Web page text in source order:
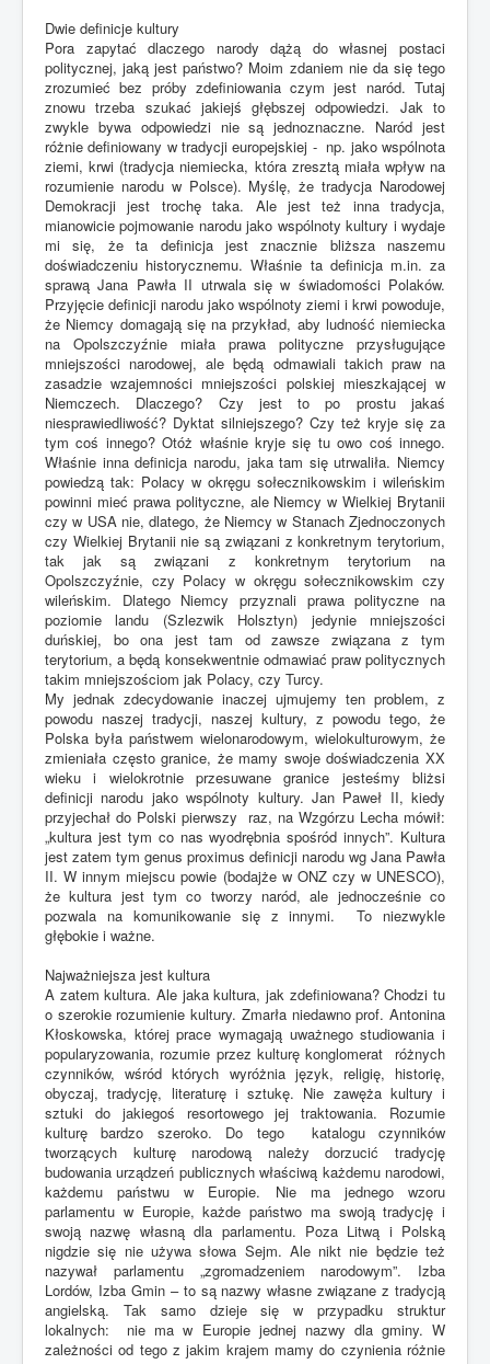
Dwie definicje kultury
Pora zapytać dlaczego narody dążą do własnej postaci
politycznej, jaką jest państwo? Moim zdaniem nie da się tego
zrozumieć bez próby zdefiniowania czym jest naród. Tutaj
znowu trzeba szukać jakiejś głębszej odpowiedzi. Jak to
zwykle bywa odpowiedzi nie są jednoznaczne. Naród jest
różnie definiowany w tradycji europejskiej - np. jako wspólnota
ziemi, krwi (tradycja niemiecka, która zresztą miała wpływ na
rozumienie narodu w Polsce). Myślę, że tradycja Narodowej
Demokracji jest trochę taka. Ale jest też inna tradycja,
mianowicie pojmowanie narodu jako wspólnoty kultury i wydaje
mi się, że ta definicja jest znacznie bliższa naszemu
doświadczeniu historycznemu. Właśnie ta definicja m.in. za
sprawą Jana Pawła II utrwala się w świadomości Polaków.
Przyjęcie definicji narodu jako wspólnoty ziemi i krwi powoduje,
że Niemcy domagają się na przykład, aby ludność niemiecka
na Opolszczyźnie miała prawa polityczne przysługujące
mniejszości narodowej, ale będą odmawiali takich praw na
zasadzie wzajemności mniejszości polskiej mieszkającej w
Niemczech. Dlaczego? Czy jest to po prostu jakaś
niesprawiedliwość? Dyktat silniejszego? Czy też kryje się za
tym coś innego? Otóż właśnie kryje się tu owo coś innego.
Właśnie inna definicja narodu, jaka tam się utrwaliła. Niemcy
powiedzą tak: Polacy w okręgu sołecznikowskim i wileńskim
powinni mieć prawa polityczne, ale Niemcy w Wielkiej Brytanii
czy w USA nie, dlatego, że Niemcy w Stanach Zjednoczonych
czy Wielkiej Brytanii nie są związani z konkretnym terytorium,
tak jak są związani z konkretnym terytorium na
Opolszczyźnie, czy Polacy w okręgu sołecznikowskim czy
wileńskim. Dlatego Niemcy przyznali prawa polityczne na
poziomie landu (Szlezwik Holsztyn) jedynie mniejszości
duńskiej, bo ona jest tam od zawsze związana z tym
terytorium, a będą konsekwentnie odmawiać praw politycznych
takim mniejszościom jak Polacy, czy Turcy.
My jednak zdecydowanie inaczej ujmujemy ten problem, z
powodu naszej tradycji, naszej kultury, z powodu tego, że
Polska była państwem wielonarodowym, wielokulturowym, że
zmieniała często granice, że mamy swoje doświadczenia XX
wieku i wielokrotnie przesuwane granice jesteśmy bliżsi
definicji narodu jako wspólnoty kultury. Jan Paweł II, kiedy
przyjechał do Polski pierwszy raz, na Wzgórzu Lecha mówił:
„kultura jest tym co nas wyodrębnia spośród innych”. Kultura
jest zatem tym genus proximus definicji narodu wg Jana Pawła
II. W innym miejscu powie (bodajże w ONZ czy w UNESCO),
że kultura jest tym co tworzy naród, ale jednocześnie co
pozwala na komunikowanie się z innymi. To niezwykle
głębokie i ważne.
Najważniejsza jest kultura
A zatem kultura. Ale jaka kultura, jak zdefiniowana? Chodzi tu
o szerokie rozumienie kultury. Zmarła niedawno prof. Antonina
Kłoskowska, której prace wymagają uważnego studiowania i
popularyzowania, rozumie przez kulturę konglomerat różnych
czynników, wśród których wyróżnia język, religię, historię,
obyczaj, tradycję, literaturę i sztukę. Nie zawęża kultury i
sztuki do jakiegoś resortowego jej traktowania. Rozumie
kulturę bardzo szeroko. Do tego katalogu czynników
tworzących kulturę narodową należy dorzucić tradycję
budowania urządzeń publicznych właściwą każdemu narodowi,
każdemu państwu w Europie. Nie ma jednego wzoru
parlamentu w Europie, każde państwo ma swoją tradycję i
swoją nazwę własną dla parlamentu. Poza Litwą i Polską
nigdzie się nie używa słowa Sejm. Ale nikt nie będzie też
nazywał parlamentu „zgromadzeniem narodowym”. Izba
Lordów, Izba Gmin – to są nazwy własne związane z tradycją
angielską. Tak samo dzieje się w przypadku struktur
lokalnych: nie ma w Europie jednej nazwy dla gminy. W
zależności od tego z jakim krajem mamy do czynienia różnie